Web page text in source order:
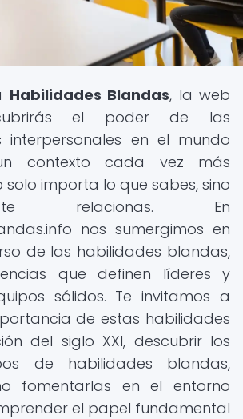
Habilidades Blandas, la web
el poder de las
interpersonales en el mundo
contexto cada vez más
importa lo que sabes, sino
relacionas. En
nos sumergimos en
de las habilidades blandas,
que definen líderes y
sólidos. Te invitamos a
de estas habilidades
del siglo XXI, descubrir los
de habilidades blandas,
fomentarlas en el entorno
el papel fundamental